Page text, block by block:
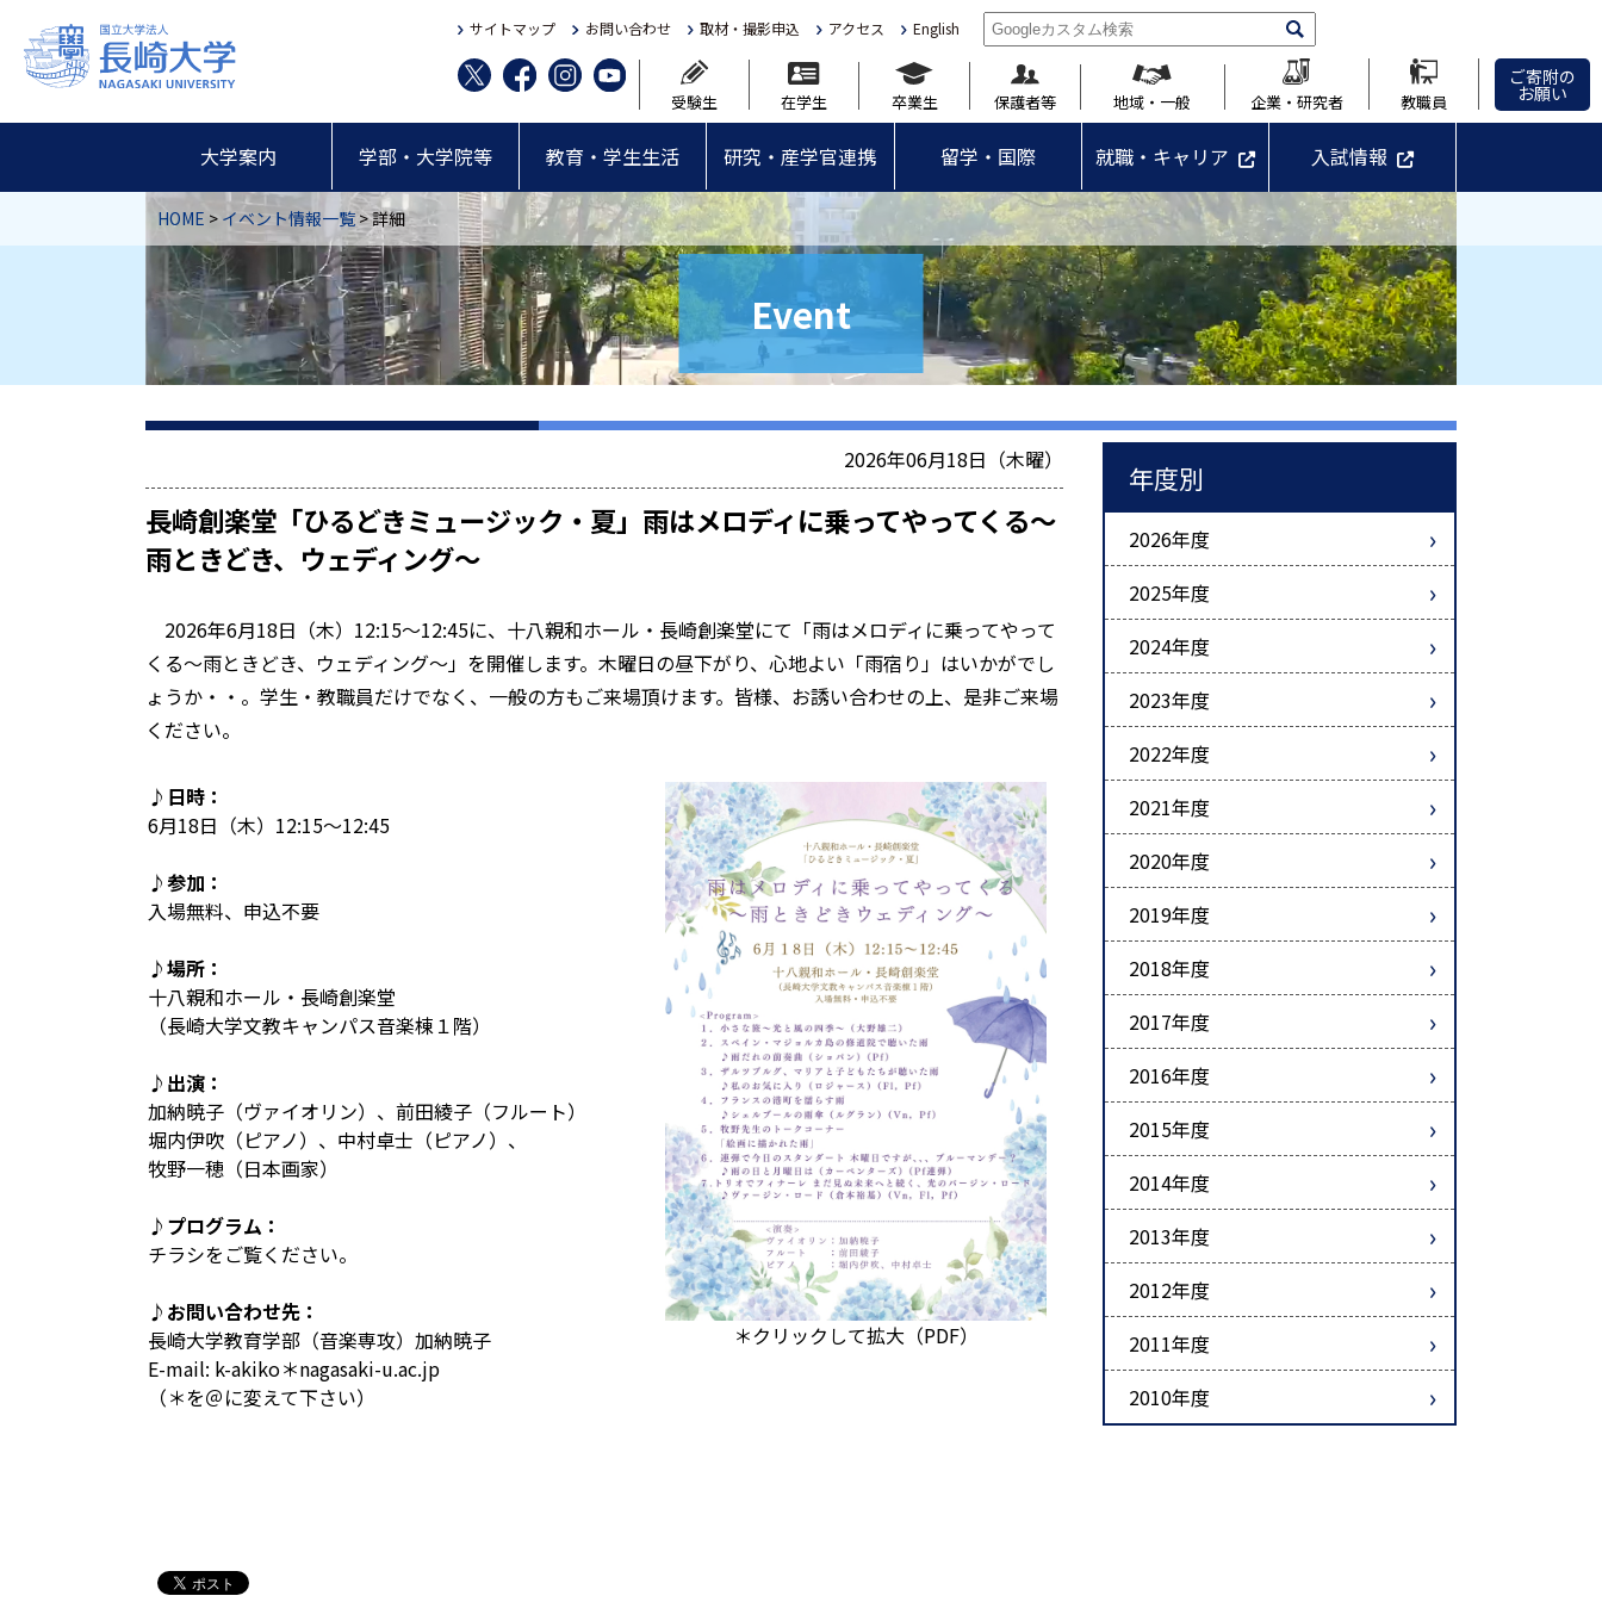
サイトマップ お問い合わせ 取材・撮影申込 アクセス English
受験生 在学生 卒業生 保護者等 地域・一般 企業・研究者 教職員
ご寄附の
お願い
大学案内 学部・大学院等 教育・学生生活 研究・産学官連携 留学・国際 就職・キャリア 入試情報
HOME > イベント情報一覧> 詳細
Event
2026年06月18日（木曜）
長崎創楽堂「ひるどきミュージック・夏」雨はメロディに乗ってやってくる～
雨ときどき、ウェディング～
2026年6月18日（木）12:15～12:45に、十八親和ホール・長崎創楽堂にて「雨はメロディに乗ってやって
くる～雨ときどき、ウェディング～」を開催します。木曜日の昼下がり、心地よい「雨宿り」はいかがでし
ょうか・・。学生・教職員だけでなく、一般の方もご来場頂けます。皆様、お誘い合わせの上、是非ご来場
ください。
♪日時：
6月18日（木）12:15～12:45
♪参加：
入場無料、申込不要
♪場所：
十八親和ホール・長崎創楽堂
（長崎大学文教キャンパス音楽棟１階）
♪出演：
加納暁子（ヴァイオリン）、前田綾子（フルート）
堀内伊吹（ピアノ）、中村卓士（ピアノ）、
牧野一穂（日本画家）
♪プログラム：
チラシをご覧ください。
♪お問い合わせ先：
長崎大学教育学部（音楽専攻）加納暁子
E-mail: k-akiko＊nagasaki-u.ac.jp
（＊を＠に変えて下さい）
＊クリックして拡大（PDF）
年度別
2026年度
2025年度
2024年度
2023年度
2022年度
2021年度
2020年度
2019年度
2018年度
2017年度
2016年度
2015年度
2014年度
2013年度
2012年度
2011年度
2010年度